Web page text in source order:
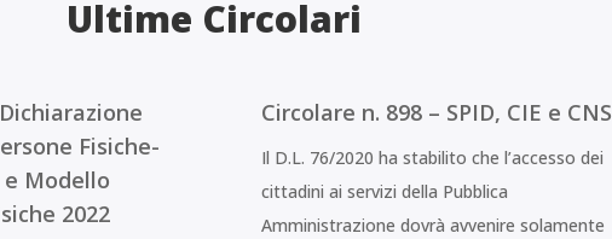
Ultime Circolari
Fisiche-
e Modello
2022
Circolare n. 898 – SPID, CIE e CNS
Il D.L. 76/2020 ha stabilito che l’accesso dei
cittadini ai servizi della Pubblica
Amministrazione dovrà avvenire solamente